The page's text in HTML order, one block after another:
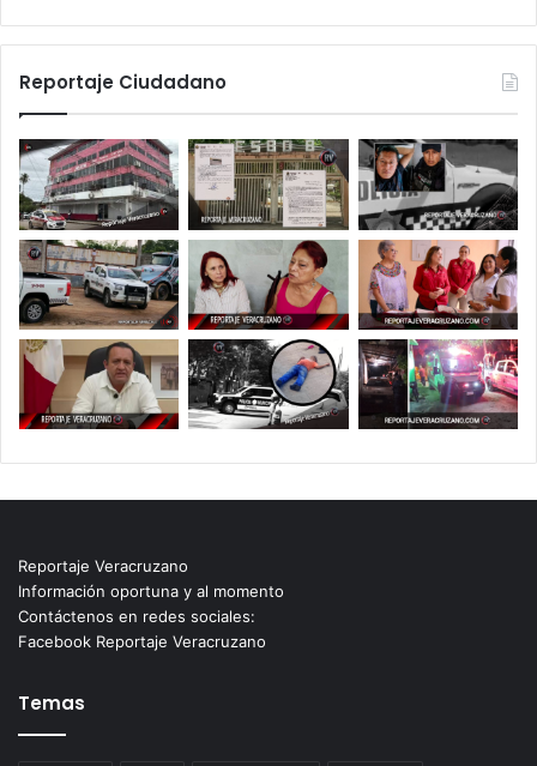
Reportaje Ciudadano
Reportaje Veracruzano
Información oportuna y al momento
Contáctenos en redes sociales:
Facebook Reportaje Veracruzano
Temas